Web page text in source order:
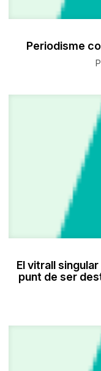
Periodisme
El vitrall
punt de ser